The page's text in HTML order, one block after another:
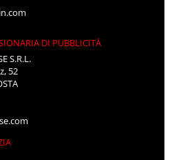
DI PUBBLICITÀ
S.R.L.
52